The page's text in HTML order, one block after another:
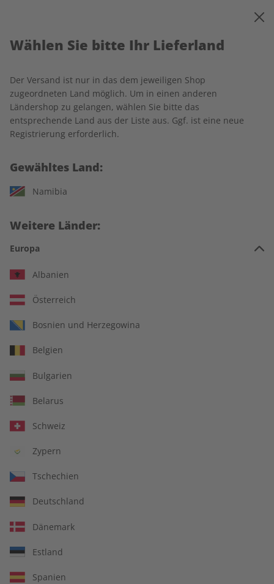
Startseite écoute Produkte
Produkte
20 Artikel
Filter
Jahrgang 2025
€ 69,90
Wählen Sie bitte Ihr Lieferland
Der Versand ist nur in das dem jeweiligen Shop
zugeordneten Land möglich. Um in einen anderen
Ländershop zu gelangen, wählen Sie bitte das
entsprechende Land aus der Liste aus. Ggf. ist eine neue
Registrierung erforderlich.
Gewähltes Land:
Namibia
Weitere Länder:
Europa
Albanien
Österreich
Bosnien und Herzegowina
Belgien
Bulgarien
Belarus
Schweiz
Zypern
Tschechien
Deutschland
Dänemark
Estland
Spanien